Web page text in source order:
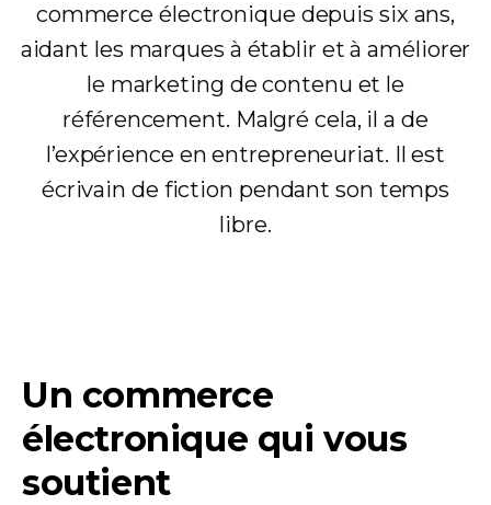
commerce électronique depuis six ans,
aidant les marques à établir et à améliorer
le marketing de contenu et le
référencement. Malgré cela, il a de
l’expérience en entrepreneuriat. Il est
écrivain de fiction pendant son temps
libre.
Un commerce
électronique qui vous
soutient